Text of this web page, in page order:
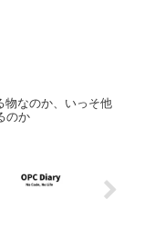
物なのか、いっそ他
のか